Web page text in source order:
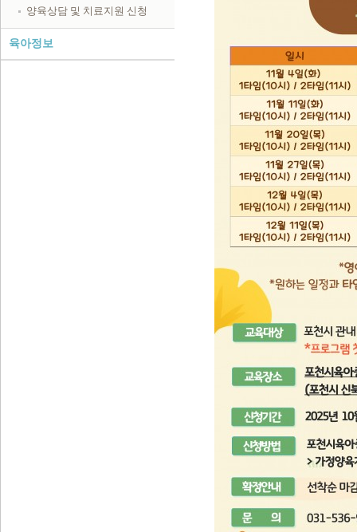
양육상담 및 치료지원 신청
육아정보